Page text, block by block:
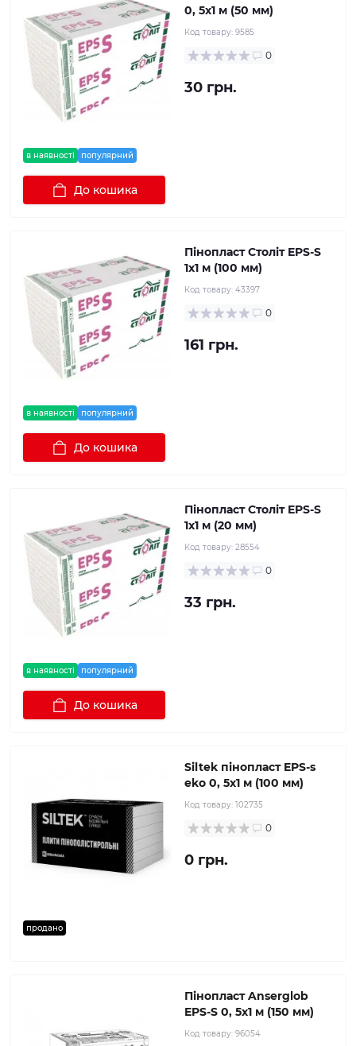
в наявності популярний
0, 5х1 м (50 мм)
Код товару: 9585
0
30 грн.
До кошика
в наявності популярний
Пінопласт Століт EPS-S
1x1 м (100 мм)
Код товару: 43397
0
161 грн.
До кошика
в наявності популярний
Пінопласт Століт EPS-S
1x1 м (20 мм)
Код товару: 28554
0
33 грн.
До кошика
продано
Siltek пінопласт EPS-s
eko 0, 5х1 м (100 мм)
Код товару: 102735
0
0 грн.
Пінопласт Anserglob
EPS-S 0, 5х1 м (150 мм)
Код товару: 96054